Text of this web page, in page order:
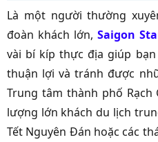
Là một người thường
đoàn khách lớn,Saigon
vài bí kíp thực địa giúp
thuận lợi và tránh được
Trung tâm thành phố
lượng lớn khách du lịch
Tết Nguyên Đán hoặc các